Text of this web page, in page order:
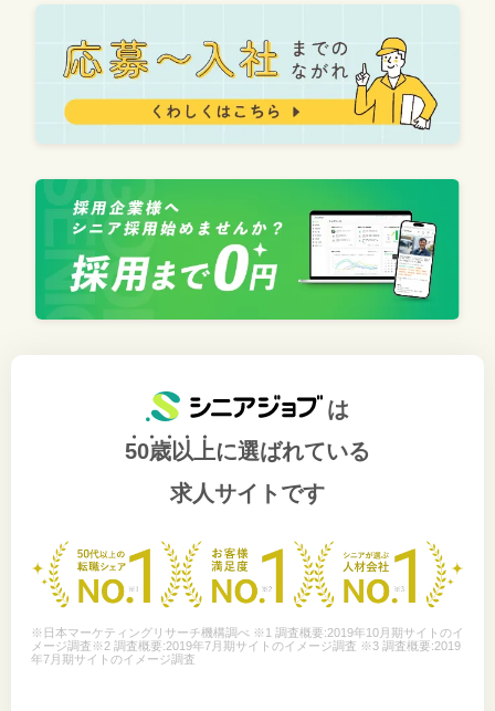
は
50歳以上に選ばれている
求人サイトです
※日本マーケティングリサーチ機構調べ ※1 調査概要:2019年10月期サイトのイ
メージ調査※2 調査概要:2019年7月期サイトのイメージ調査 ※3 調査概要:2019
年7月期サイトのイメージ調査